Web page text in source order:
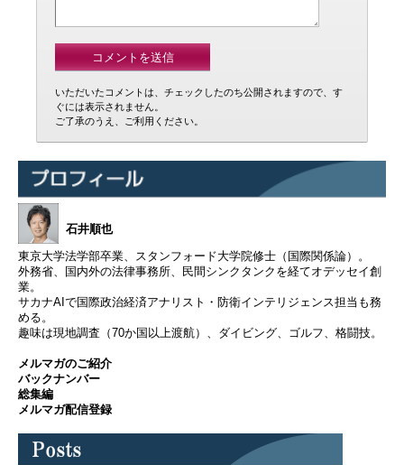
いただいたコメントは、チェックしたのち公開されますので、す
ぐには表示されません。
ご了承のうえ、ご利用ください。
石井順也
東京大学法学部卒業、スタンフォード大学院修士（国際関係論）。
外務省、国内外の法律事務所、民間シンクタンクを経てオデッセイ創
業。
サカナAIで国際政治経済アナリスト・防衛インテリジェンス担当も務
める。
趣味は現地調査（70か国以上渡航）、ダイビング、ゴルフ、格闘技。
メルマガのご紹介
バックナンバー
総集編
メルマガ配信登録